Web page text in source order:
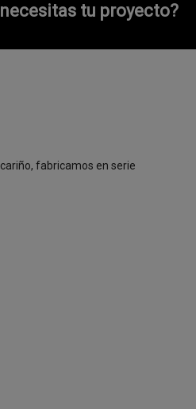
tu proyecto?
fabricamos en serie